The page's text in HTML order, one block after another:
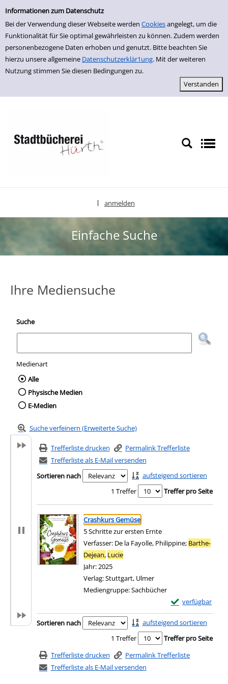
Einfache Suche
Informationen zum Datenschutz
Bei der Verwendung dieser Webseite werden Cookiesangelegt, um die
Funktionalität für Sie optimal gewährleisten zu können. Zudem werden
personenbezogene Daten erhoben und genutzt. Bitte beachten Sie
hierzu unsere allgemeine Datenschutzerklär1ung. Mit der weiteren
Nutzung stimmen Sie diesen Bedingungen zu.
zur Navigation springen
zum Inhalt springen
Zu den Suchfiltern springen
Zur Trefferliste springen
anmelden
Einfache Suche
Ihre Mediensuche
Suche
Medienart
Wählen Sie die Medienart nach der Sie
Alle
Physische Medien
E-Medien
Suche verfeinern (Erweiterte Suche)
Trefferliste drucken
Permalink Trefferliste
Trefferliste als E-Mail versenden
Sortieren nach
aufsteigend sortieren
1 Treffer
Treffer pro Seite
Suchergebnis
Zu den Suchfiltern springen
Crashkurs Gemüse
5 Schritte zur ersten Ernte
Verfasser: De la Fayolle, Philippine; Barthe-
Dejean, Lucie
Jahr:2025
Verlag:Stuttgart, Ulmer
Mediengruppe:Sachbücher
verfügbar
Exemplar-Details
Zum Download
Zu den Suchfiltern springen
Sortieren nach
aufsteigend sortieren
1 Treffer
Treffer pro Seite
Trefferliste drucken
Permalink Trefferliste
Trefferliste als E-Mail versenden